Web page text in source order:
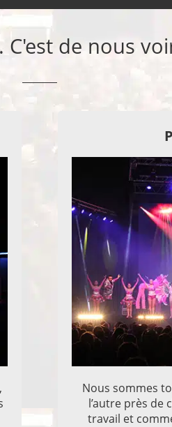
C'est de nous
Nous sommes
l’autre près
travail et